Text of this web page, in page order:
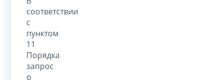
соответствии
с
пунктом
11
Порядка
запрос
о